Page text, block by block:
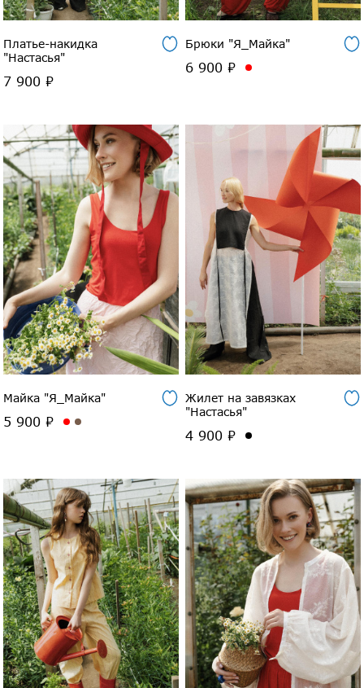
Платье-накидка
"Настасья"
7 900 ₽
Брюки "Я_Майка"
6 900 ₽
Майка "Я_Майка"
5 900 ₽
Жилет на завязках
"Настасья"
4 900 ₽